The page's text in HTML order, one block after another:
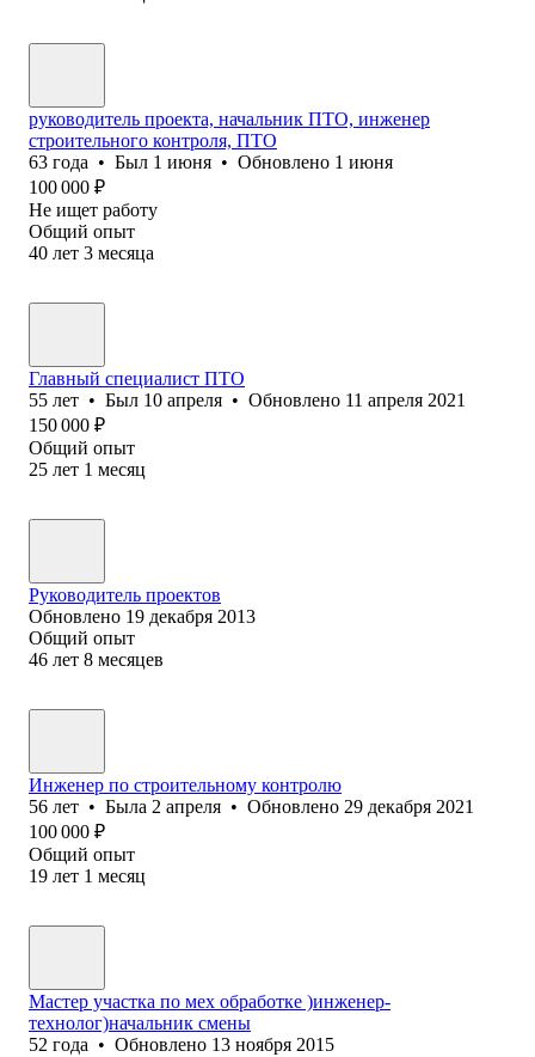
руководитель проекта, начальник ПТО, инженер
строительного контроля, ПТО
63 года • Был 1 июня • Обновлено 1 июня
100 000 ₽
Не ищет работу
Общий опыт
40 лет 3 месяца
Главный специалист ПТО
55 лет • Был 10 апреля • Обновлено 11 апреля 2021
150 000 ₽
Общий опыт
25 лет 1 месяц
Руководитель проектов
Обновлено 19 декабря 2013
Общий опыт
46 лет 8 месяцев
Инженер по строительному контролю
56 лет • Была 2 апреля • Обновлено 29 декабря 2021
100 000 ₽
Общий опыт
19 лет 1 месяц
Мастер участка по мех обработке )инженер-
технолог)начальник смены
52 года • Обновлено 13 ноября 2015